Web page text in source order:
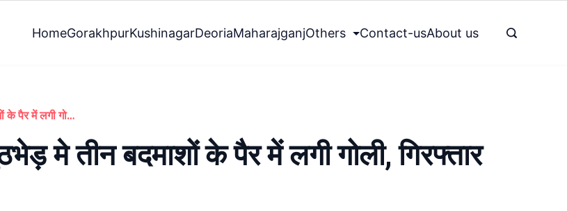
HomeGorakhpurKushinagarDeoriaMaharajganjOthers Contact-usAbout us
पुलिस व बदमाशों के बीच हुए मुठभेड़ मे तीन बदमाशों के पैर में लगी गोली, गिरफ्तार
मे तीन बदमाशों के पैर में लगी गोली, गिरफ्तार